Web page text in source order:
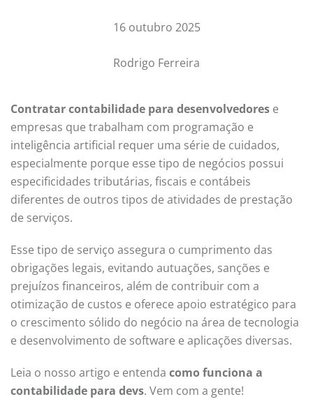
16 outubro 2025
Rodrigo Ferreira
Contratar contabilidade para desenvolvedores e
empresas que trabalham com programação e
inteligência artificial requer uma série de cuidados,
especialmente porque esse tipo de negócios possui
especificidades tributárias, fiscais e contábeis
diferentes de outros tipos de atividades de prestação
de serviços.
Esse tipo de serviço assegura o cumprimento das
obrigações legais, evitando autuações, sanções e
prejuízos financeiros, além de contribuir com a
otimização de custos e oferece apoio estratégico para
o crescimento sólido do negócio na área de tecnologia
e desenvolvimento de software e aplicações diversas.
Leia o nosso artigo e entenda como funciona a
contabilidade para devs. Vem com a gente!